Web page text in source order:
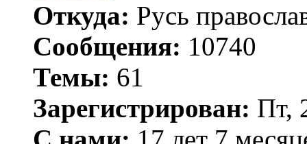
Откуда: Русь
Сообщения: 10740
Темы: 61
Зарегистрирован: Пт,